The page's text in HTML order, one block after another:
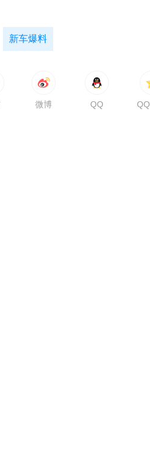
新车爆料
微博 QQ